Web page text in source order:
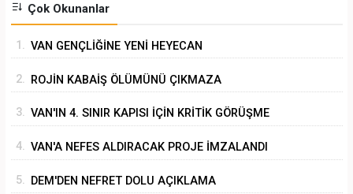
Çok Okunanlar
1. VAN GENÇLİĞİNE YENİ HEYECAN
2. ROJİN KABAİŞ ÖLÜMÜNÜ ÇIKMAZA
3. VAN'IN 4. SINIR KAPISI İÇİN KRİTİK GÖRÜŞME
4. VAN'A NEFES ALDIRACAK PROJE İMZALANDI
5. DEM'DEN NEFRET DOLU AÇIKLAMA